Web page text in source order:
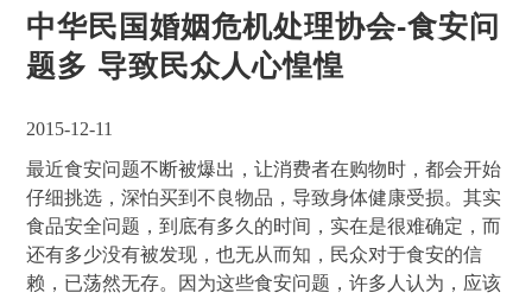
中华民国婚姻危机处理协会-食安问
题多 导致民众人心惶惶
2015-12-11
最近食安问题不断被爆出，让消费者在购物时，都会开始
仔细挑选，深怕买到不良物品，导致身体健康受损。其实
食品安全问题，到底有多久的时间，实在是很难确定，而
还有多少没有被发现，也无从而知，民众对于食安的信
赖，已荡然无存。因为这些食安问题，许多人认为，应该